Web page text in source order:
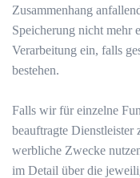
Zusammenhang
Speicherung nicht mehr
Verarbeitung ein, falls
bestehen.
Falls wir für einzelne
beauftragte
werbliche Zwecke
im Detail über die